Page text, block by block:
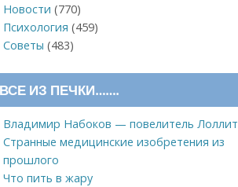
Новости (770)
Психология (459)
Советы (483)
ВСЕ ИЗ ПЕЧКИ…….
Владимир Набоков — повелитель Лоллит
Странные медицинские изобретения из
прошлого
Что пить в жару